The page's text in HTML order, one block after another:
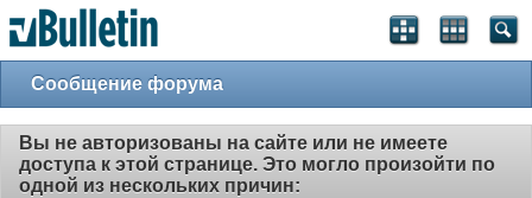
Сообщение форума
Вы не авторизованы на сайте или не имеете
доступа к этой странице. Это могло произойти по
одной из нескольких причин: